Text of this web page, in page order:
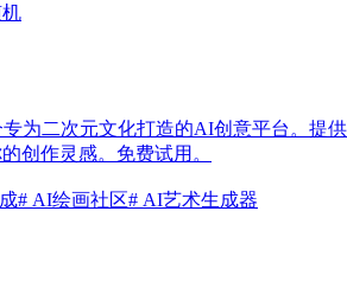
机
专为二次元文化打造的AI创意平台。
创作灵感。免费试用。
# AI绘画社区# AI艺术生成器